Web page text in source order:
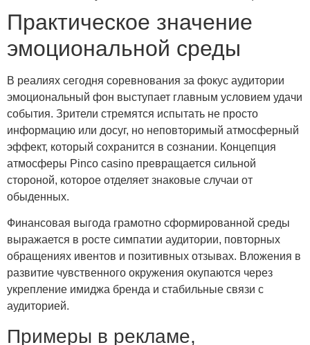
Практическое значение
эмоциональной среды
В реалиях сегодня соревнования за фокус аудитории
эмоциональный фон выступает главным условием удачи
события. Зрители стремятся испытать не просто
информацию или досуг, но неповторимый атмосферный
эффект, который сохранится в сознании. Концепция
атмосферы Pinco casino превращается сильной
стороной, которое отделяет знаковые случаи от
обыденных.
Финансовая выгода грамотно сформированной среды
выражается в росте симпатии аудитории, повторных
обращениях ивентов и позитивных отзывах. Вложения в
развитие чувственного окружения окупаются через
укрепление имиджа бренда и стабильные связи с
аудиторией.
Примеры в рекламе,